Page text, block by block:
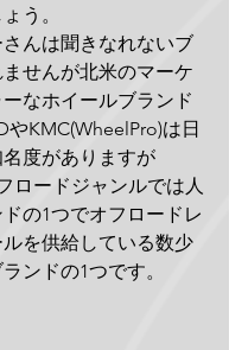
う。
んは聞きなれないブ
せんが北米のマーケ
なホイールブランド
やKMC(WheelPro)は日
度がありますが
ロードジャンルでは人
の1つでオフロードレ
を供給している数少
ンドの1つです。